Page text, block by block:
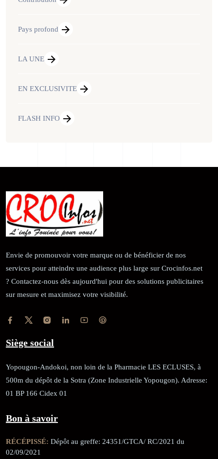
Pays profond
LA UNE
EN EXCLUSIVITE
FLASH INFO
Envie de promouvoir votre marque ou de bénéficier de nos
services pour atteindre une audience plus large sur Crocinfos.net
? Contactez-nous dès aujourd'hui pour des solutions publicitaires
sur mesure et maximisez votre visibilité.
Siège social
Yopougon-Andokoi, non loin de la Pharmacie LES ECLUSES, à
500m du dépôt de la Sotra (Zone Industrielle Yopougon). Adresse:
01 BP 166 Cidex 01
Bon à savoir
RÉCÉPISSÉ: Dépôt au greffe: 24351/GTCA/ RC/2021 du
02/09/2021